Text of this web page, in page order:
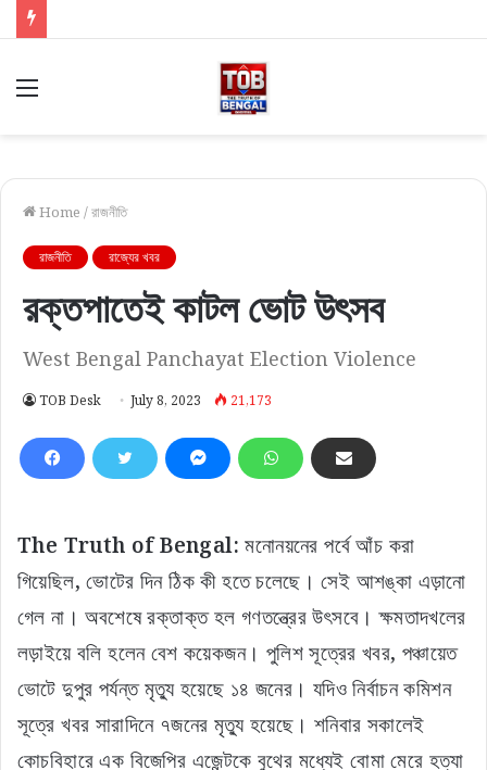
Menu
Home /রাজনীতি
রাজনীতি রাজ্যের খবর
রক্তপাতেই কাটল ভোট উৎসব
West Bengal Panchayat Election Violence
TOB Desk July 8, 2023 21,173
The Truth of Bengal:মনোনয়নের পর্বে আঁচ করা
গিয়েছিল, ভোটের দিন ঠিক কী হতে চলেছে। সেই আশঙ্কা এড়ানো
গেল না। অবশেষে রক্তাক্ত হল গণতন্ত্রের উৎসবে। ক্ষমতাদখলের
লড়াইয়ে বলি হলেন বেশ কয়েকজন। পুলিশ সূত্রের খবর, পঞ্চায়েত
ভোটে দুপুর পর্যন্ত মৃত্যু হয়েছে ১৪ জনের। যদিও নির্বাচন কমিশন
সূত্রে খবর সারাদিনে ৭জনের মৃত্যু হয়েছে। শনিবার সকালেই
কোচবিহারে এক বিজেপির এজেন্টকে বুথের মধ্যেই বোমা মেরে হত্যা